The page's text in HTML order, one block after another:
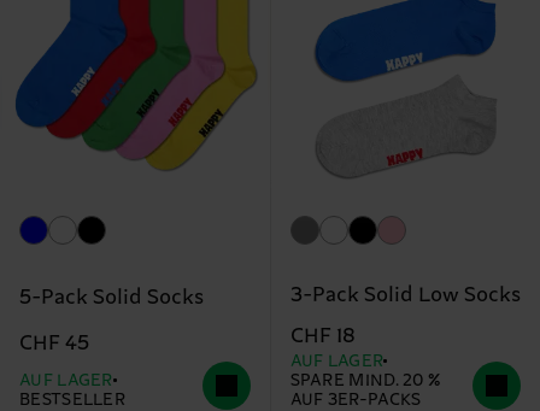
5-Pack Solid Socks
CHF 45
AUF LAGER
BESTSELLER
3-Pack Solid Low Socks
CHF 18
AUF LAGER
SPARE MIND. 20 %
AUF 3ER-PACKS